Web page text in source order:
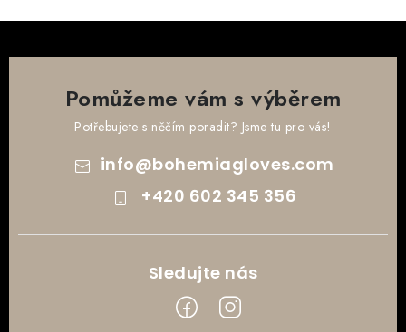
Pomůžeme vám s výběrem
Potřebujete s něčím poradit? Jsme tu pro vás!
info@bohemiagloves.com
+420 602 345 356